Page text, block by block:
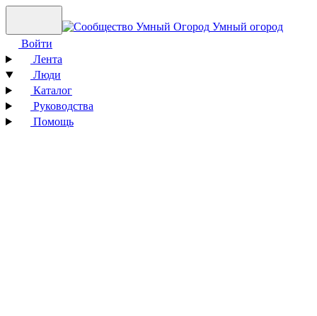
Умный огород
Войти
Лента
Люди
Каталог
Руководства
Помощь